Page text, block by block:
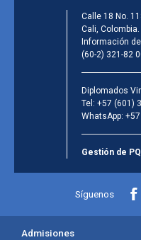
Calle 18 No.
Cali, Colombia.
Información
(60-2) 321-82
Diplomados
Tel: +57 (601)
WhatsApp:
Gestión de
Síguenos
Admisiones